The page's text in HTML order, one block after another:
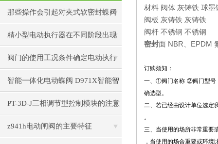
那些操作会引起对夹式软密封蝶阀
的故障
精小型电动执行器在不同阶段出现
的故障怎么解决
阀门的使用工况条件确定电动执行
器选择
智能一体化电动蝶阀 D971X智能智
能调节型电动蝶阀
PT-3D-J三相调节型控制模块的注意
事项
z941h电动闸阀的主要特征
材料 阀体 灰铸铁 球墨
阀板 灰铸铁 灰铸铁
阀杆 不锈钢 不锈钢
密封面 NBR EPDM
订购须知：
一、 ①阀门名称 ②阀门型号
确选型。
二、若已经由设计单位选定
。
三、当使用的场所非常重要
，当使用的场合重要或环境